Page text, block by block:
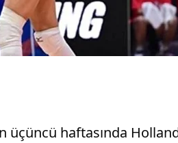
üçüncü haftasında